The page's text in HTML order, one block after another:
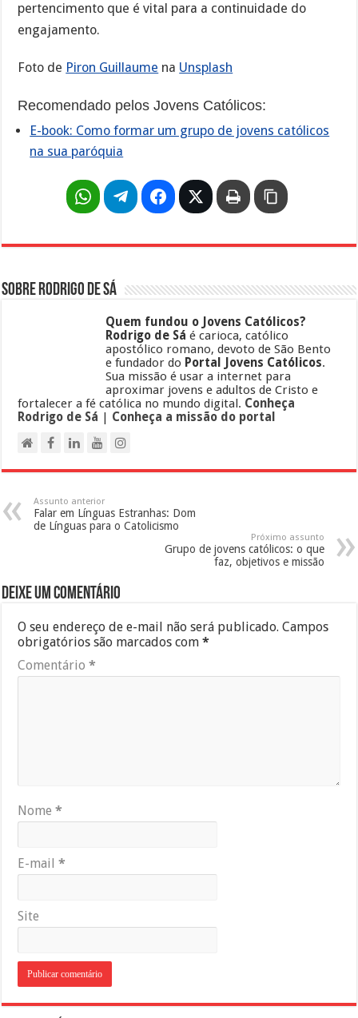
pertencimento que é vital para a continuidade do
engajamento.
Foto de Piron Guillaume na Unsplash
Recomendado pelos Jovens Católicos:
E-book: Como formar um grupo de jovens católicos
na sua paróquia
Sobre Rodrigo de Sá
Quem fundou o Jovens Católicos?
Rodrigo de Sá é carioca, católico
apostólico romano, devoto de São Bento
e fundador do Portal Jovens Católicos.
Sua missão é usar a internet para
aproximar jovens e adultos de Cristo e
fortalecer a fé católica no mundo digital. Conheça
Rodrigo de Sá | Conheça a missão do portal
Assunto anterior
Falar em Línguas Estranhas: Dom
de Línguas para o Catolicismo
Próximo assunto
Grupo de jovens católicos: o que
faz, objetivos e missão
Deixe um comentário
O seu endereço de e-mail não será publicado. Campos
obrigatórios são marcados com*
Comentário*
Nome*
E-mail*
Site